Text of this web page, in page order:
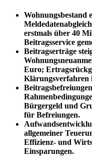
Wohnungsbestand
erstmals über 40
Beitragsservice
Beitragserträge
Euro;
Klärungsverfahren
Bürgergeld und
für Befreiungen.
allgemeiner
Effizienz- und
Einsparungen.